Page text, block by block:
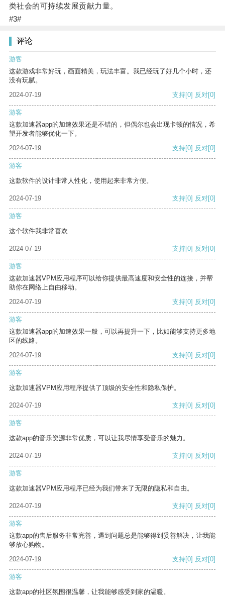
类社会的可持续发展贡献力量。
#3#
评论
游客
这款游戏非常好玩，画面精美，玩法丰富。我已经玩了好几个小时，还
没有玩腻。
2024-07-19
支持[0] 反对[0]
游客
这款加速器app的加速效果还是不错的，但偶尔也会出现卡顿的情况，希
望开发者能够优化一下。
2024-07-19
支持[0] 反对[0]
游客
这款软件的设计非常人性化，使用起来非常方便。
2024-07-19 支持[0] 反对[0]
游客
这个软件我非常喜欢
2024-07-19 支持[0] 反对[0]
游客
这款加速器VPM应用程序可以给你提供最高速度和安全性的连接，并帮
助你在网络上自由移动。
2024-07-19
支持[0] 反对[0]
游客
这款加速器app的加速效果一般，可以再提升一下，比如能够支持更多地
区的线路。
2024-07-19
支持[0] 反对[0]
游客
这款加速器VPM应用程序提供了顶级的安全性和隐私保护。
2024-07-19 支持[0] 反对[0]
游客
这款app的音乐资源非常优质，可以让我尽情享受音乐的魅力。
2024-07-19 支持[0] 反对[0]
游客
这款加速器VPM应用程序已经为我们带来了无限的隐私和自由。
2024-07-19 支持[0] 反对[0]
游客
这款app的售后服务非常完善，遇到问题总是能够得到妥善解决，让我能
够放心购物。
2024-07-19
支持[0] 反对[0]
游客
这款app的社区氛围很温馨，让我能够感受到家的温暖。